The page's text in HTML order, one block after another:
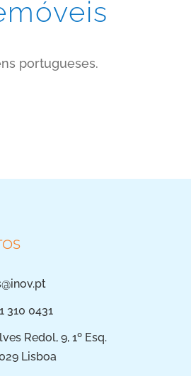
portugueses.
310 0431
Redol, 9, 1º Esq.
Lisboa